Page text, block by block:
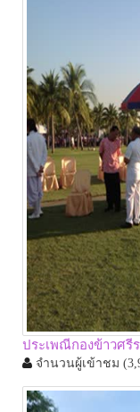
ประเพณีกองข้าวศรี
จำนวนผู้เข้าชม